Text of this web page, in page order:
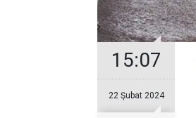
15:07
22 Şubat 2024